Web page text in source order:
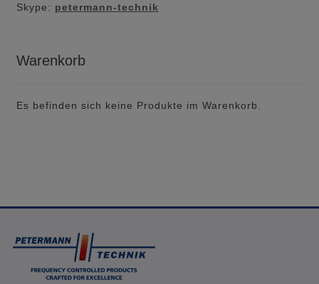
Skype: petermann-technik
Warenkorb
Es befinden sich keine Produkte im Warenkorb.